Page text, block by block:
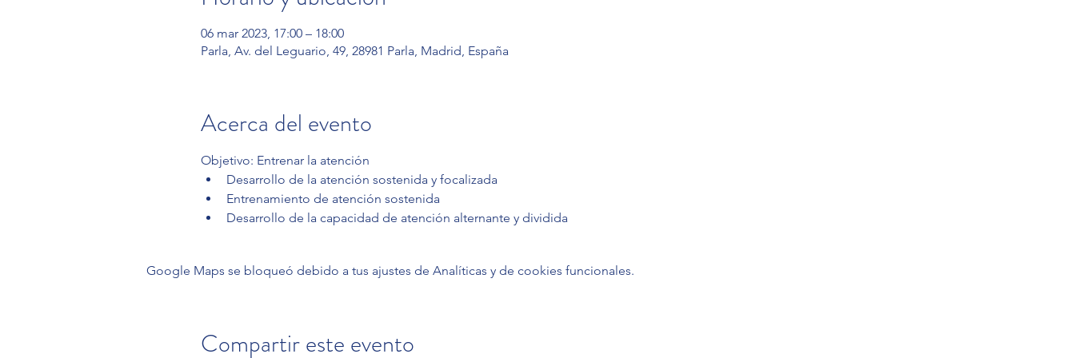
06 mar 2023, 17:00 – 18:00
Parla, Av. del Leguario, 49, 28981 Parla, Madrid, España
Acerca del evento
Objetivo: Entrenar la atención
Desarrollo de la atención sostenida y focalizada
Entrenamiento de atención sostenida
Desarrollo de la capacidad de atención alternante y dividida
Google Maps se bloqueó debido a tus ajustes de Analíticas y de cookies funcionales.
Compartir este evento